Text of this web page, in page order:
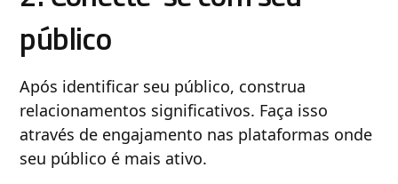
público
Após identificar seu público, construa
relacionamentos significativos. Faça isso
através de engajamento nas plataformas onde
seu público é mais ativo.